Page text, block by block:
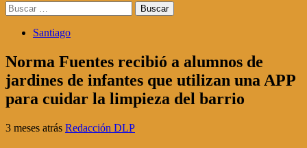
Buscar:
Santiago
Norma Fuentes recibió a alumnos de
jardines de infantes que utilizan una APP
para cuidar la limpieza del barrio
3 meses atrás Redacción DLP